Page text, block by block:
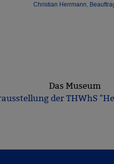
Christian Herrmann,
Das Museum
der THWhS